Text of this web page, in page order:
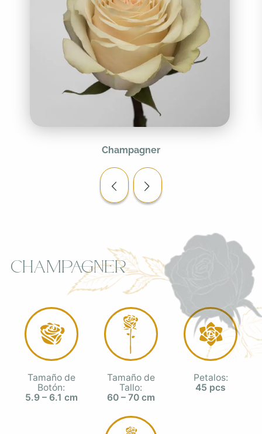
Champagner
Champagner
Tamaño de
Botón:
5.9 – 6.1 cm
Tamaño de
Tallo:
60 – 70 cm
Petalos:
45 pcs